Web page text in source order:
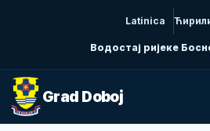
Latinica
Водостај ријеке
Grad Doboj